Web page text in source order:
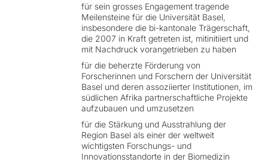
für sein grosses Engagement tragende
Meilensteine für die Universität Basel,
insbesondere die bi-kantonale Trägerschaft,
die 2007 in Kraft getreten ist, mitinitiiert und
mit Nachdruck vorangetrieben zu haben
für die beherzte Förderung von
Forscherinnen und Forschern der Universität
Basel und deren assoziierter Institutionen, im
südlichen Afrika partnerschaftliche Projekte
aufzubauen und umzusetzen
für die Stärkung und Ausstrahlung der
Region Basel als einer der weltweit
wichtigsten Forschungs- und
Innovationsstandorte in der Biomedizin